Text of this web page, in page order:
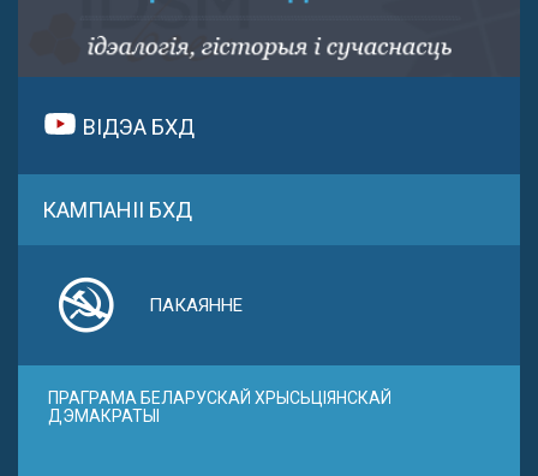
ВІДЭА БХД
КАМПАНІІ БХД
ПАКАЯННЕ
ПРАГРАМА БЕЛАРУСКАЙ ХРЫСЬЦІЯНСКАЙ
ДЭМАКРАТЫІ